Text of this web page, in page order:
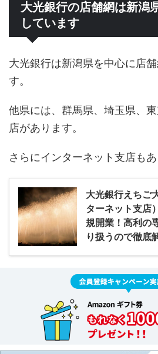
大光銀行の店舗網は新潟
しています
大光銀行は新潟県を中心に店
す。
他県には、群馬県、埼玉県、
店があります。
さらにインターネット支店もあ
大光銀行えちご
ターネット支店
規開業！高利の
り扱うので徹底